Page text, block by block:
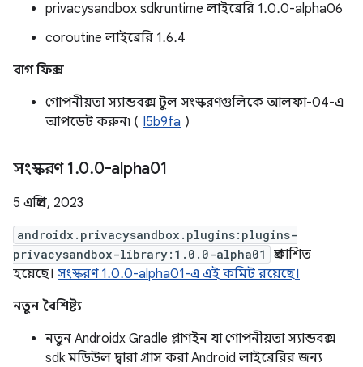
privacysandbox sdkruntime লাইব্রেরি 1.0.0-alpha06
coroutine লাইব্রেরি 1.6.4
বাগ ফিক্স
গোপনীয়তা স্যান্ডবক্স টুল সংস্করণগুলিকে আলফা-04-এ
আপডেট করুন৷ ( I5b9fa )
সংস্করণ 1.0.0-alpha01
5 এপ্রিল, 2023
androidx.privacysandbox.plugins:plugins-
privacysandbox-library:1.0.0-alpha01
প্রকাশিত
হয়েছে। সংস্করণ 1.0.0-alpha01-এ এই কমিট রয়েছে।
নতুন বৈশিষ্ট্য
নতুন Androidx Gradle প্লাগইন যা গোপনীয়তা স্যান্ডবক্স
sdk মডিউল দ্বারা গ্রাস করা Android লাইব্রেরির জন্য